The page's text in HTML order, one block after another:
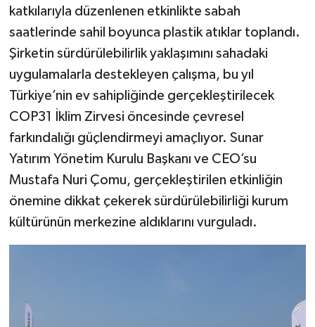
katkılarıyla düzenlenen etkinlikte sabah
saatlerinde sahil boyunca plastik atıklar toplandı.
Şirketin sürdürülebilirlik yaklaşımını sahadaki
uygulamalarla destekleyen çalışma, bu yıl
Türkiye’nin ev sahipliğinde gerçekleştirilecek
COP31 İklim Zirvesi öncesinde çevresel
farkındalığı güçlendirmeyi amaçlıyor. Sunar
Yatırım Yönetim Kurulu Başkanı ve CEO’su
Mustafa Nuri Çomu, gerçekleştirilen etkinliğin
önemine dikkat çekerek sürdürülebilirliği kurum
kültürünün merkezine aldıklarını vurguladı.